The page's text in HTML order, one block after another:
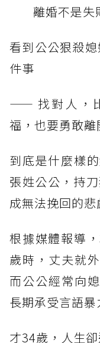
離婚不是失
看到公公狠殺
件事
—— 找對人，
福，也要勇敢離
到底是什麼樣
張姓公公，持
成無法挽回的悲
根據媒體報導
歲時，丈夫就
而公公經常向
長期承受言語暴
才34歲，人生